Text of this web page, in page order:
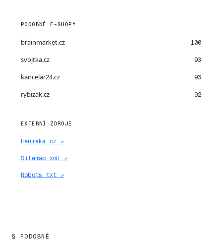
PODOBNÉ E-SHOPY
brainmarket.cz 100
svojtka.cz 93
kancelar24.cz 93
rybizak.cz 92
EXTERNÍ ZDROJE
Heureka.cz ↗
Sitemap.xml ↗
Robots.txt ↗
§ PODOBNÉ